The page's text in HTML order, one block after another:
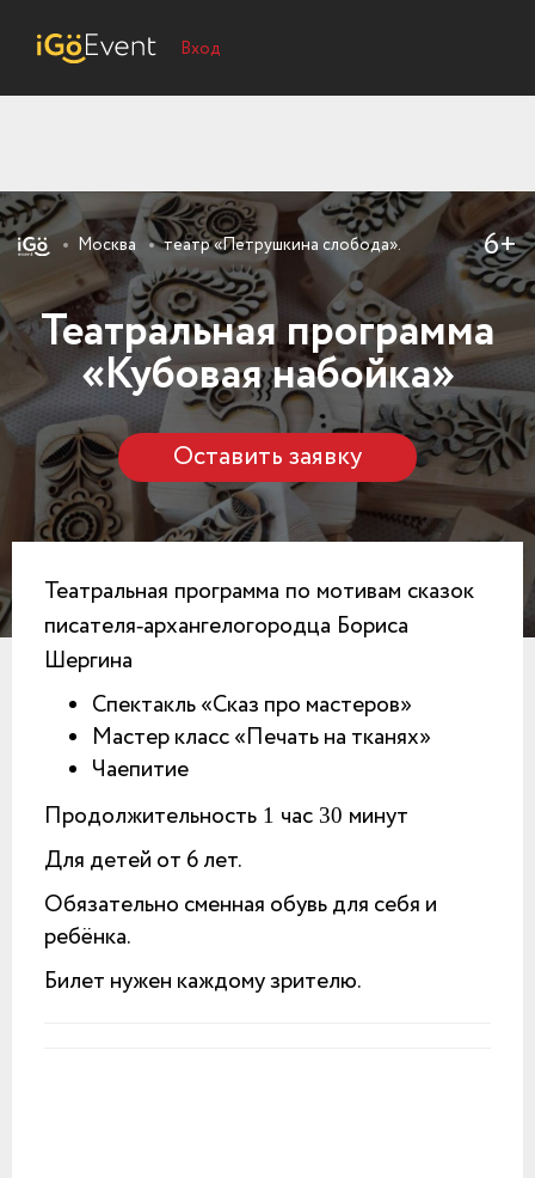
Вход
Москва театр «Петрушкина слобода». 6+
Театральная программа
«Кубовая набойка»
Оставить заявку
Театральная программа по мотивам сказок
писателя-архангелогородца Бориса
Шергина
Спектакль «Сказ про мастеров»
Мастер класс «Печать на тканях»
Чаепитие
Продолжительность 1 час 30 минут
Для детей от 6 лет.
Обязательно сменная обувь для себя и
ребёнка.
Билет нужен каждому зрителю.